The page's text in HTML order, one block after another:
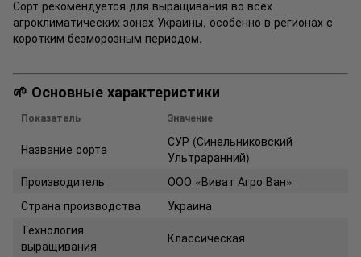
Сорт рекомендуется для выращивания во всех
агроклиматических зонах Украины, особенно в регионах с
коротким безморозным периодом.
🌱 Основные характеристики
Показатель Значение
Название сорта
СУР (Синельниковский
Ультраранний)
Производитель
ООО «Виват Агро Ван»
Страна производства
Украина
Технология
выращивания
Классическая